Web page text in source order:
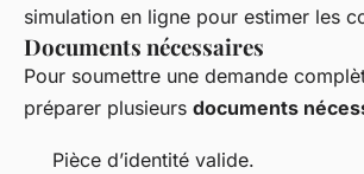
simulation en ligne pour estimer les
Documents nécessaires
Pour soumettre une demande
préparer plusieurs documents
Pièce d’identité valide.